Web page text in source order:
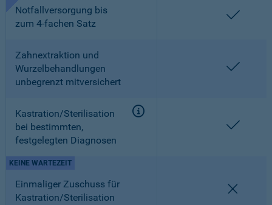
Notfallversorgung bis
zum 4-fachen Satz
Zahnextraktion und
Wurzelbehandlungen
unbegrenzt mitversichert
Kastration/Sterilisation
bei bestimmten,
festgelegten Diagnosen
Einmaliger Zuschuss für
Kastration/Sterilisation
KEINE WARTEZEIT